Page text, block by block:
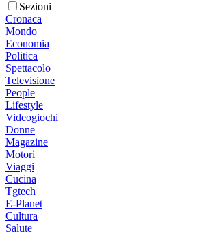
Sezioni
Cronaca
Mondo
Economia
Politica
Spettacolo
Televisione
People
Lifestyle
Videogiochi
Donne
Magazine
Motori
Viaggi
Cucina
Tgtech
E-Planet
Cultura
Salute